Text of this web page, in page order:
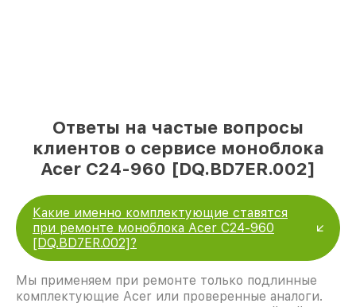
Ответы на частые вопросы
клиентов о сервисе моноблока
Acer C24-960 [DQ.BD7ER.002]
Какие именно комплектующие ставятся
при ремонте моноблока Acer C24-960
[DQ.BD7ER.002]?
Мы применяем при ремонте только подлинные
комплектующие Acer или проверенные аналоги.